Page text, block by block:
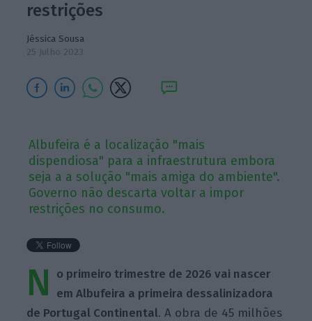
restrições
Jéssica Sousa
25 Julho 2023
Albufeira é a localização "mais
dispendiosa" para a infraestrutura embora
seja a a solução "mais amiga do ambiente".
Governo não descarta voltar a impor
restrições no consumo.
N
o primeiro trimestre de 2026 vai nascer
em Albufeira a primeira dessalinizadora
de Portugal Continental. A obra de 45 milhões